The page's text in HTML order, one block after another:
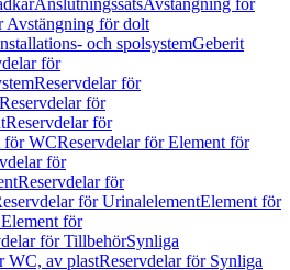
AnslutningssatsAvstängning för
Avstängning för dolt
och spolsystemGeberit
för
Reservdelar för
Reservdelar för
Reservdelar för
för WCReservdelar för Element för
för
Reservdelar för
för UrinalelementElement för
för
för TillbehörSynliga
WC, av plastReservdelar för Synliga